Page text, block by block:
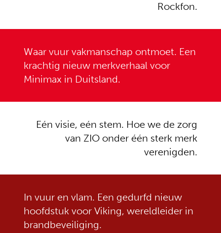
Rockfon.
Waar vuur vakmanschap ontmoet. Een
krachtig nieuw merkverhaal voor
Minimax in Duitsland.
Eén visie, eén stem. Hoe we de zorg
van ZIO onder één sterk merk
verenigden.
In vuur en vlam. Een gedurfd nieuw
hoofdstuk voor Viking, wereldleider in
brandbeveiliging.